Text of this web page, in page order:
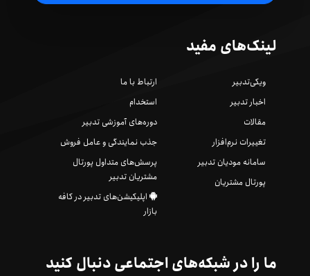
لینک‌های مفید
ویکی‌تدبیر
اخبار تدبیر
مقالات
تغییرات نرم‌افزار
سامانه مودیان تدبیر
پورتال مشتریان
ارتباط با ما
استخدام
دوره‌های آموزشی تدبیر
جذب نمایندگی و عامل فروش
پرسش‌های متداول پورتال
مشتریان تدبیر
اپلیکیشن‌های تدبیر در کافه
بازار
ما را در شبکه‌های اجتماعی دنبال کنید